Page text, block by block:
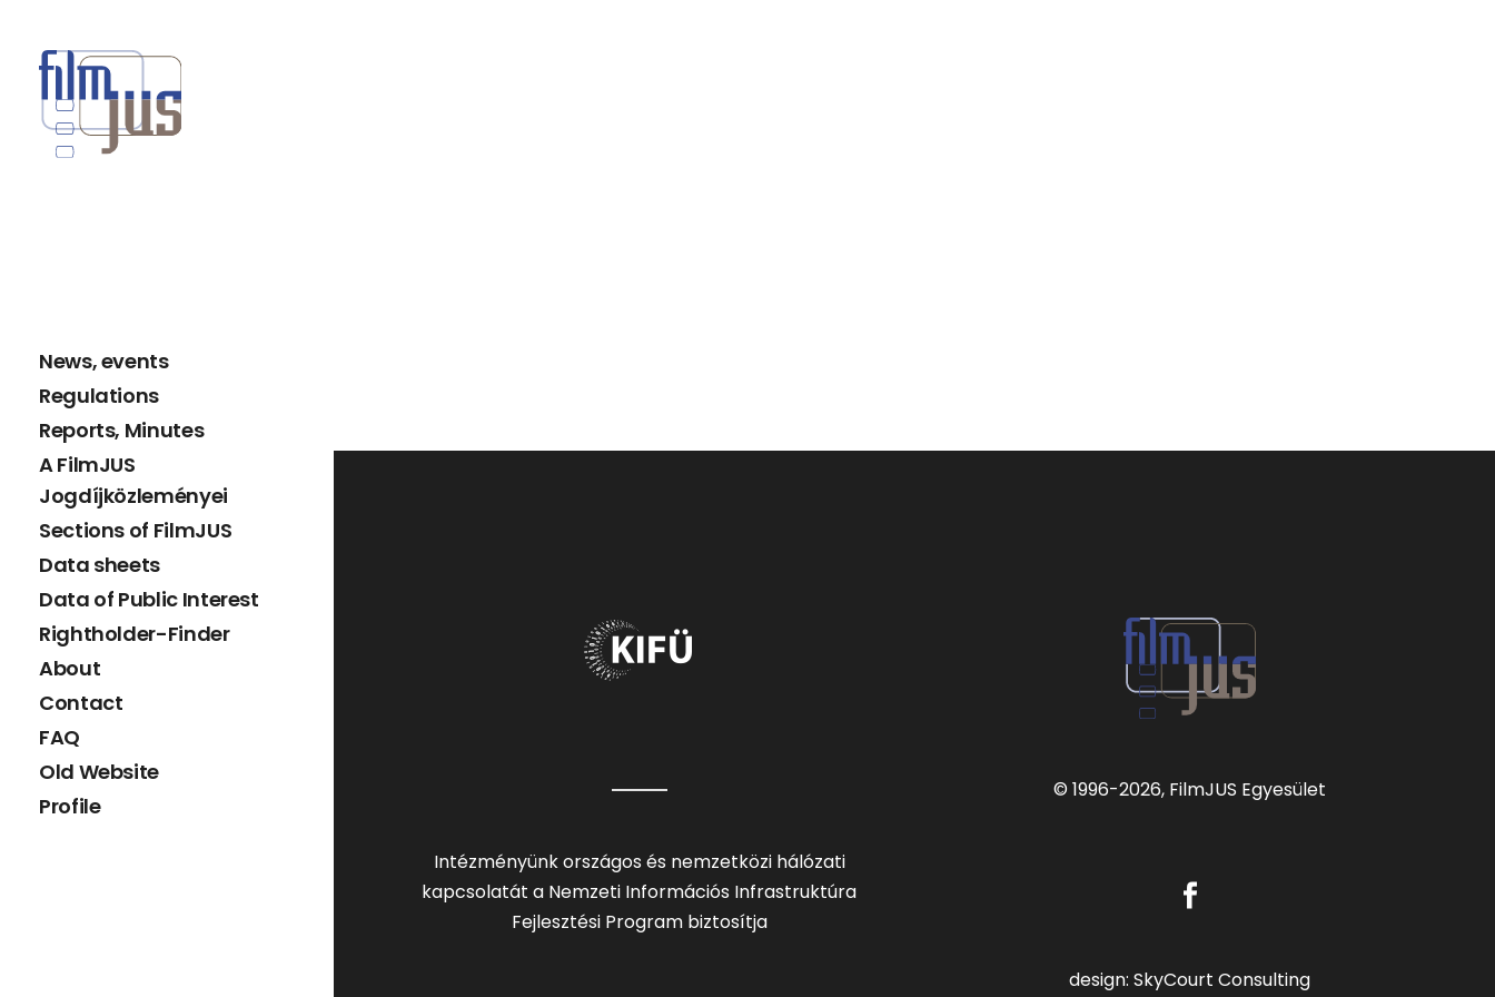
News, events
Regulations
Reports, Minutes
A FilmJUS
Jogdíjközleményei
Sections of FilmJUS
Data sheets
Data of Public Interest
Rightholder-Finder
About
Contact
FAQ
Old Website
Profile
Intézményünk országos és nemzetközi hálózati
kapcsolatát a Nemzeti Információs Infrastruktúra
Fejlesztési Program biztosítja
© 1996-2026, FilmJUS Egyesület
design: SkyCourt Consulting